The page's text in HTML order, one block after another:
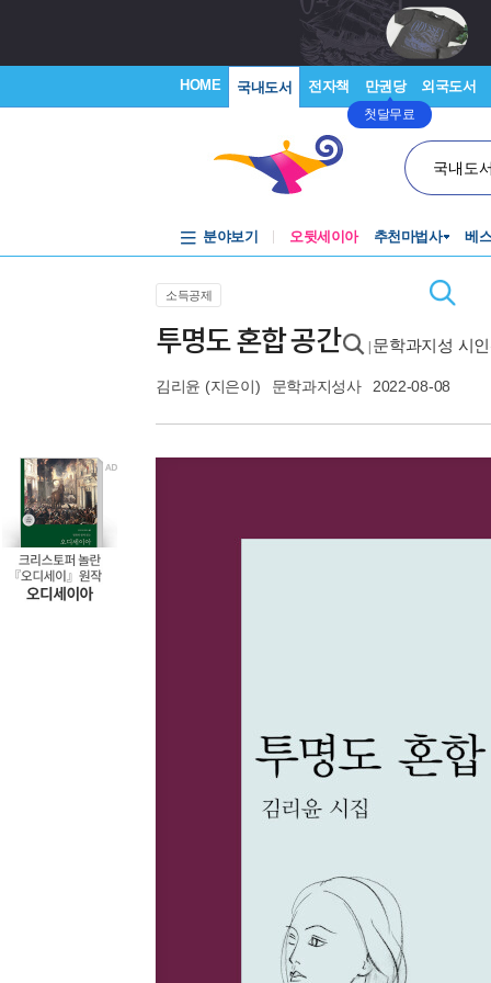
HOME 국내도서 전자책 만권당
첫달무료
외국도서
국내도
분야보기 오뒷세이아 추천마법사 베
소득공제
투명도 혼합 공간 문학과지성 시
김리윤 (지은이) 문학과지성사 2022-08-08